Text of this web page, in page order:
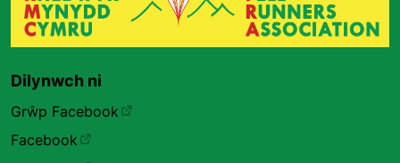
Dilynwch ni
Grŵp Facebook
Facebook